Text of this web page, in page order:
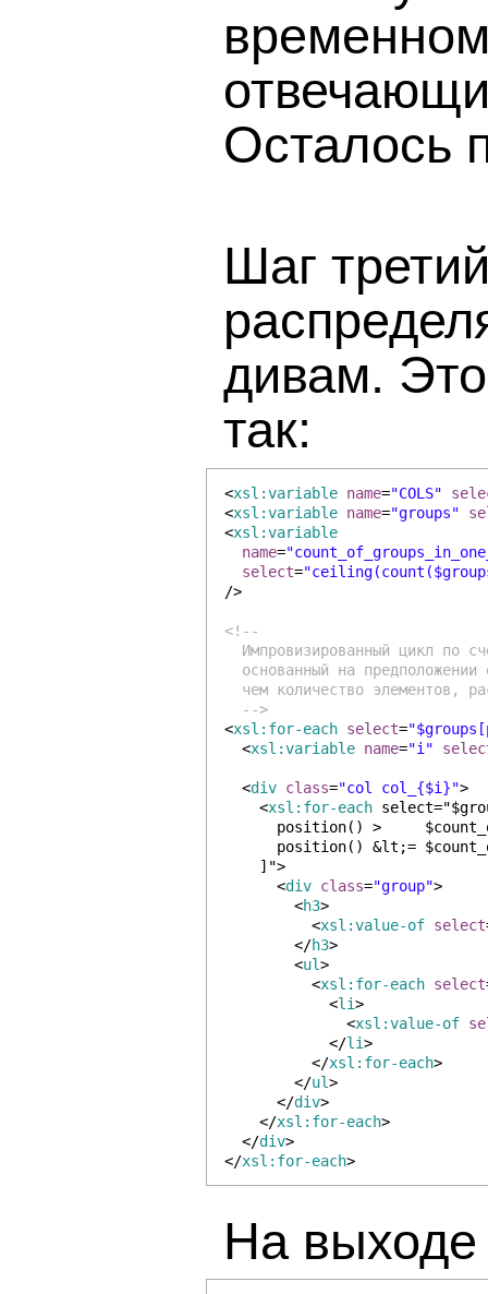
Осталось
Шаг
дивам.
так:
<xsl:variable name="COLS"
<xsl:variable name="groups"
<xsl:variable
name=
select=
/>
<!--
Импровизированный цикл по
основанный на
чем количество элементов,
-->
<xsl:for-each select=
<xsl:variable name="i"
<div class="col col_{$i}">
<xsl:for-each
position() >
position() &lt;=
]">
<div class="group">
<h3>
<xsl:value-of select
</h3>
<ul>
<xsl:for-each select
<li>
<xsl:value-of
</li>
</xsl:for-each>
</ul>
</div>
</xsl:for-each>
</div>
</xsl:for-each>
На выходе